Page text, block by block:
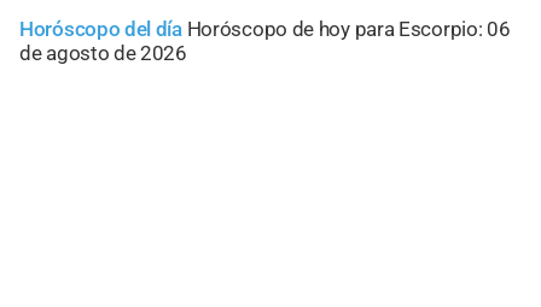
Horóscopo del día Horóscopo de hoy para Escorpio: 06
de agosto de 2026